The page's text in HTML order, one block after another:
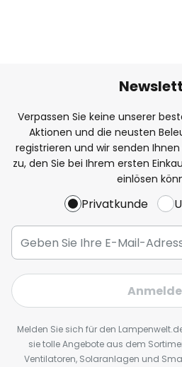
Verpassen Sie keine unserer
Aktionen und die neusten
registrieren und wir senden
zu, den Sie bei Ihrem ersten
einlösen
Privatkunde
Melden Sie sich für den
sie tolle Angebote aus dem
Ventilatoren, Solaranlagen und